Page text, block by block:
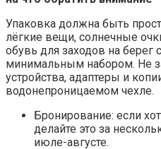
Упаковка должна быть
лёгкие вещи, солнечные
обувь для заходов на берег
минимальным набором. Не
устройства, адаптеры и
водонепроницаемом чехле.
Бронирование: если
делайте это за
июле-августе.